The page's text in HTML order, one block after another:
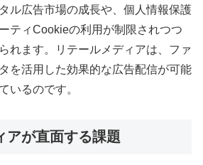
ル広告市場の成長や、個人情報保護
ティCookieの利用が制限されつつ
れます。リテールメディアは、ファ
を活用した効果的な広告配信が可能
いるのです。
アが直面する課題